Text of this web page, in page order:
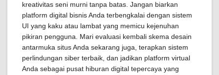
kreativitas seni murni tanpa batas. Jangan biarkan
platform digital bisnis Anda terbengkalai dengan sistem
UI yang kaku atau lambat yang memicu kejenuhan
pikiran pengguna. Mari evaluasi kembali skema desain
antarmuka situs Anda sekarang juga, terapkan sistem
perlindungan siber terbaik, dan jadikan platform virtual
Anda sebagai pusat hiburan digital tepercaya yang